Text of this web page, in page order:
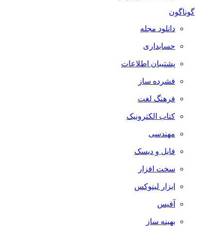
گوناگون
دانلود مجله
حسابداری
پشتیبان اطلاعات
فشرده ساز
فرهنگ لغت
کتاب الکترونیک
مهندسی
فایل و دیسک
سخت افزار
ابزار لینوکس
آفیس
بهینه ساز